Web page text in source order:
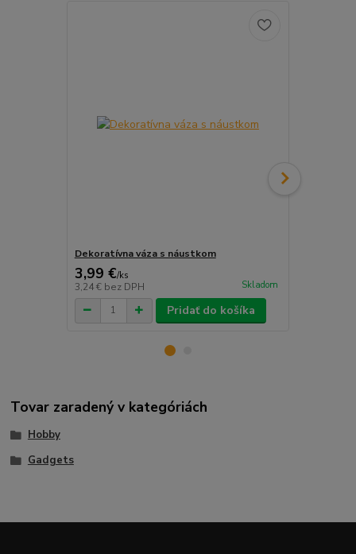
Dekoratívna váza s náustkom
3,99 €/ks
3,24 € bez DPH Skladom
Pridať do košíka
Tovar zaradený v kategóriách
Hobby
Gadgets